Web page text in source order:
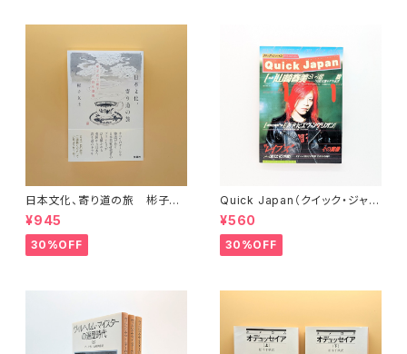
日本文化、寄り道の旅 彬子女
王殿下特別講義
¥945
30%OFF
Quick Japan（クイック・ジャパ
ン）Vol.11
¥560
30%OFF